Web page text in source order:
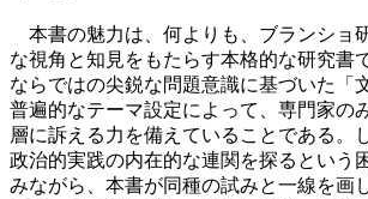
本書の魅力は、何よりも、ブランショ
な視角と知見をもたらす本格的な研究書
ならではの尖鋭な問題意識に基づいた「
普遍的なテーマ設定によって、専門家の
層に訴える力を備えていることである。
政治的実践の内在的な連関を探るという
みながら、本書が同種の試みと一線を画